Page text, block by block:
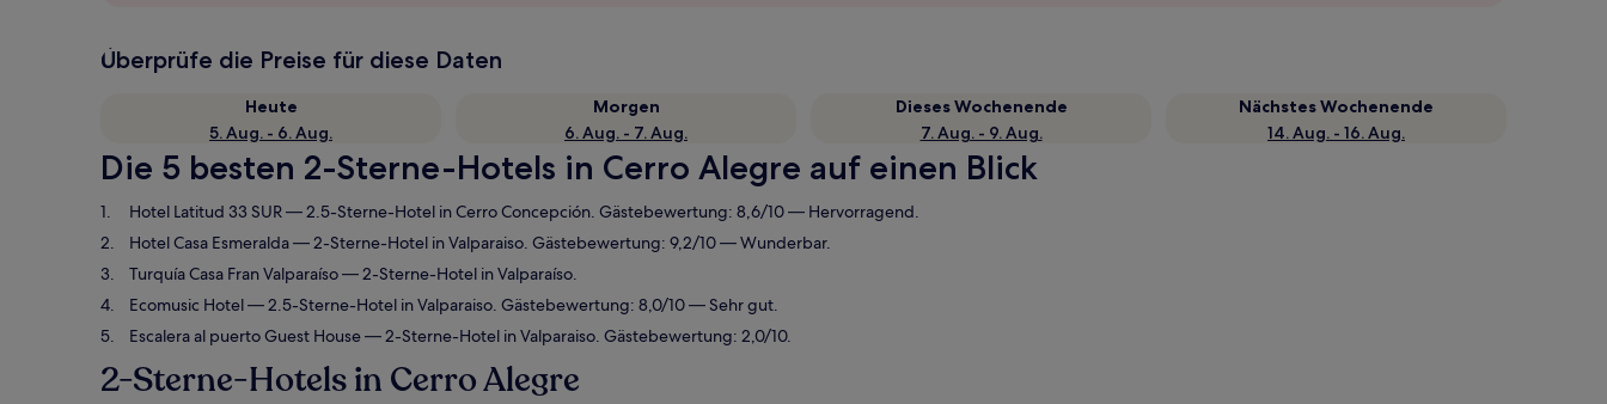
Überprüfe die Preise für diese Daten
Heute
5. Aug. - 6. Aug.
Morgen
6. Aug. - 7. Aug.
Dieses Wochenende
7. Aug. - 9. Aug.
Nächstes Wochenende
14. Aug. - 16. Aug.
Die 5 besten 2-Sterne-Hotels in Cerro Alegre auf einen Blick
Hotel Latitud 33 SUR— 2.5-Sterne-Hotel in Cerro Concepción. Gästebewertung: 8,6/10 — Hervorragend.
Hotel Casa Esmeralda— 2-Sterne-Hotel in Valparaiso. Gästebewertung: 9,2/10 — Wunderbar.
Turquía Casa Fran Valparaíso— 2-Sterne-Hotel in Valparaíso.
Ecomusic Hotel— 2.5-Sterne-Hotel in Valparaiso. Gästebewertung: 8,0/10 — Sehr gut.
Escalera al puerto Guest House— 2-Sterne-Hotel in Valparaiso. Gästebewertung: 2,0/10.
2-Sterne-Hotels in Cerro Alegre